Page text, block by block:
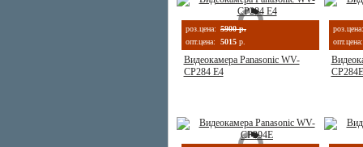
роз.цена: 5900 р.
опт.цена:
5015 р.
Видеокамера Panasonic WV-
CP284 E4
роз.цена:
опт.цена:
CP284E